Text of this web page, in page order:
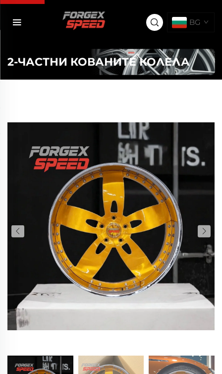
BG
2-ЧАСТНИ КОВАНИТЕ КОЛЕЛА